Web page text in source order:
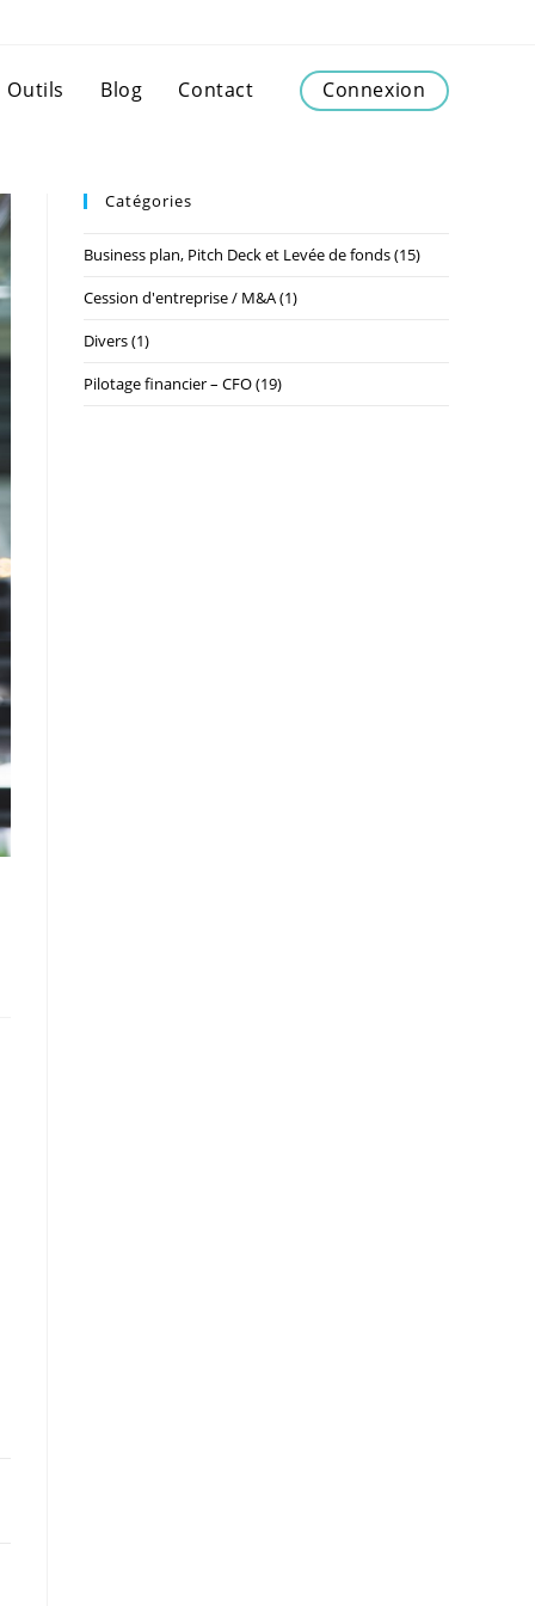
Outils Blog Contact Connexion
Catégories
Business plan, Pitch Deck et Levée de fonds(15)
Cession d'entreprise / M&A(1)
Divers(1)
Pilotage financier – CFO(19)